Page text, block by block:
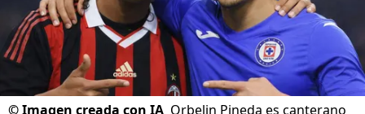
©Imagen creada con IA Orbelin Pineda es canterano